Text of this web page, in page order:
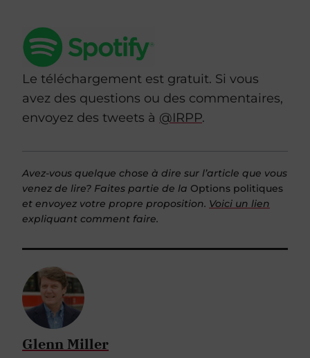
Le téléchargement est gratuit. Si vous
avez des questions ou des commentaires,
envoyez des tweets à @IRPP.
Avez-vous quelque chose à dire sur l’article que vous
venez de lire? Faites partie de la Options politiques
et envoyez votre propre proposition. Voici un lien
expliquant comment faire.
Glenn Miller